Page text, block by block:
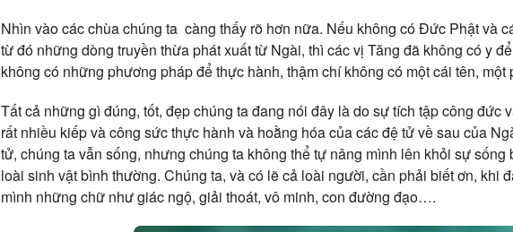
Nhìn vào các chùa chúng ta càng thấy rõ hơn nữa. Nếu không có Đức Phật và
từ đó những dòng truyền thừa phát xuất từ Ngài, thì các vị Tăng đã không có y
không có những phương pháp để thực hành, thậm chí không có một cái tên, một
Tất cả những gì đúng, tốt, đẹp chúng ta đang nói đây là do sự tích tập công đức
rất nhiều kiếp và công sức thực hành và hoằng hóa của các đệ tử về sau của
tử, chúng ta vẫn sống, nhưng chúng ta không thể tự nâng mình lên khỏi sự sống
loài sinh vật bình thường. Chúng ta, và có lẽ cả loài người, cần phải biết ơn, khi
mình những chữ như giác ngộ, giải thoát, vô minh, con đường đạo….